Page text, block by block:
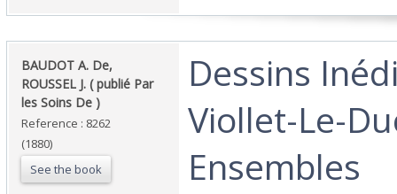
‎BAUDOT A. De,
ROUSSEL J. ( publié Par
les Soins De )‎
Reference : 8262
(1880)
See the book
‎Dessins
Viollet-Le-
Ensembles‎